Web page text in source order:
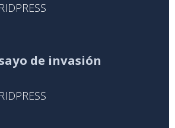
de invasión